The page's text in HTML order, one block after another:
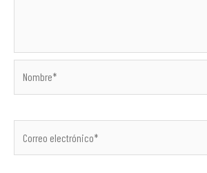
electrónico*